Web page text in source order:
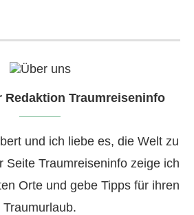
Redaktion Traumreiseninfo
und ich liebe es, die Welt zu
Seite Traumreiseninfo zeige ich
Orte und gebe Tipps für ihren
Traumurlaub.